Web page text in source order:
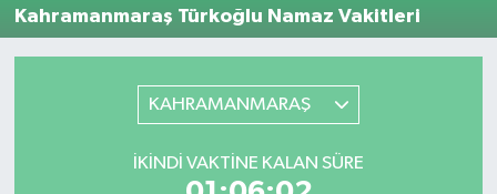
Kahramanmaraş Türkoğlu Namaz Vakitleri
KAHRAMANMARAŞ
İKINDI VAKTINE KALAN SÜRE
Ekonomi
Magazin
Tüm Manşetler
Haber Arşivi